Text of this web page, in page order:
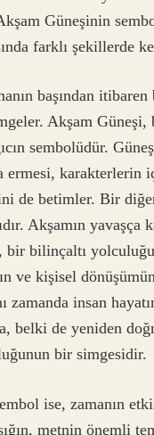
Güneşinin
farklı şekillerde
başından
Akşam
sembolüdür.
ermesi, karakterlerin
de betimler. Bir
Akşamın yavaşça
bir bilinçaltı
ve kişisel
zamanda insan
belki de yeniden
bir simgesidir.
ise, zamanın
metnin önemli